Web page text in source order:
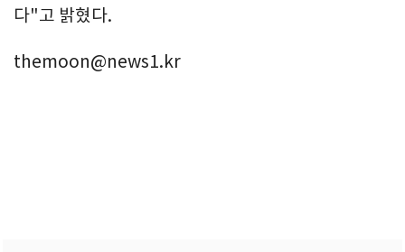
다"고 밝혔다.
themoon@news1.kr